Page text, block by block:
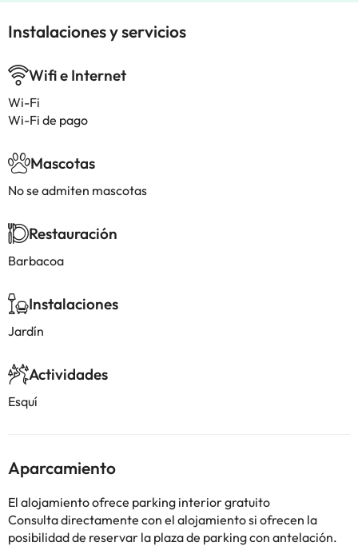
Instalaciones y servicios
Wifi e Internet
Wi-Fi
Wi-Fi de pago
Mascotas
No se admiten mascotas
Restauración
Barbacoa
Instalaciones
Jardín
Actividades
Esquí
Aparcamiento
El alojamiento ofrece parking interior gratuito
Consulta directamente con el alojamiento si ofrecen la
posibilidad de reservar la plaza de parking con antelación.